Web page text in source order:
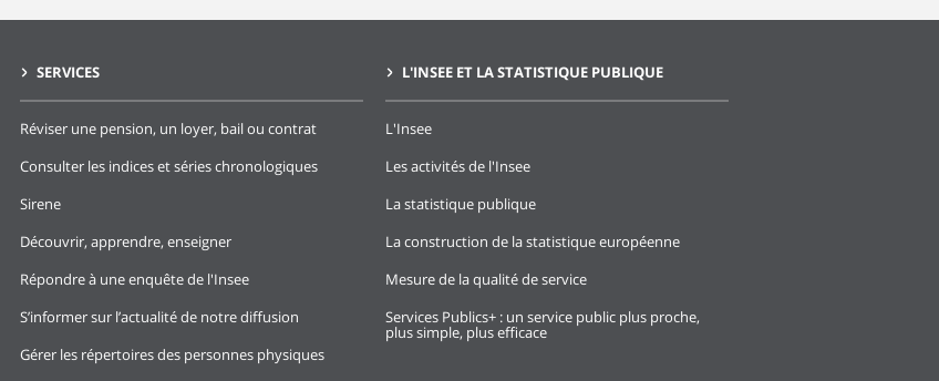
SERVICES
Réviser une pension, un loyer, bail ou contrat
Consulter les indices et séries chronologiques
Sirene
Découvrir, apprendre, enseigner
Répondre à une enquête de l'Insee
S’informer sur l’actualité de notre diffusion
Gérer les répertoires des personnes physiques
L'INSEE ET LA STATISTIQUE PUBLIQUE
L'Insee
Les activités de l'Insee
La statistique publique
La construction de la statistique européenne
Mesure de la qualité de service
Services Publics+ : un service public plus proche,
plus simple, plus efficace